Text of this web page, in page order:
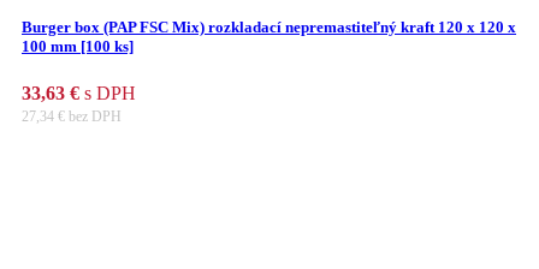
Burger box (PAP FSC Mix) rozkladací nepremastiteľný kraft 120 x 120 x
100 mm [100 ks]
33,63 € s DPH
27,34 € bez DPH